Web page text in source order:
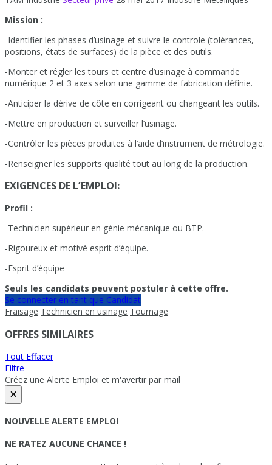
Mission :
-Identifier les phases d’usinage et suivre le controle (tolérances,
positions, états de surfaces) de la pièce et des outils.
-Monter et régler les tours et centre d’usinage à commande
numérique 2 et 3 axes selon une gamme de fabrication définie.
-Anticiper la dérive de côte en corrigeant ou changeant les outils.
-Mettre en production et surveiller l’usinage.
-Contrôler les pièces produites à l’aide d’instrument de métrologie.
-Renseigner les supports qualité tout au long de la production.
EXIGENCES DE L’EMPLOI:
Profil :
-Technicien supérieur en génie mécanique ou BTP.
-Rigoureux et motivé esprit d’équipe.
-Esprit d’équipe
Seuls les candidats peuvent postuler à cette offre.
Se connecter en tant que Candidat
Fraisage Technicien en usinage Tournage
OFFRES SIMILAIRES
Tout Effacer
Filtre
Créez une Alerte Emploi et m'avertir par mail
×
NOUVELLE ALERTE EMPLOI
NE RATEZ AUCUNE CHANCE !